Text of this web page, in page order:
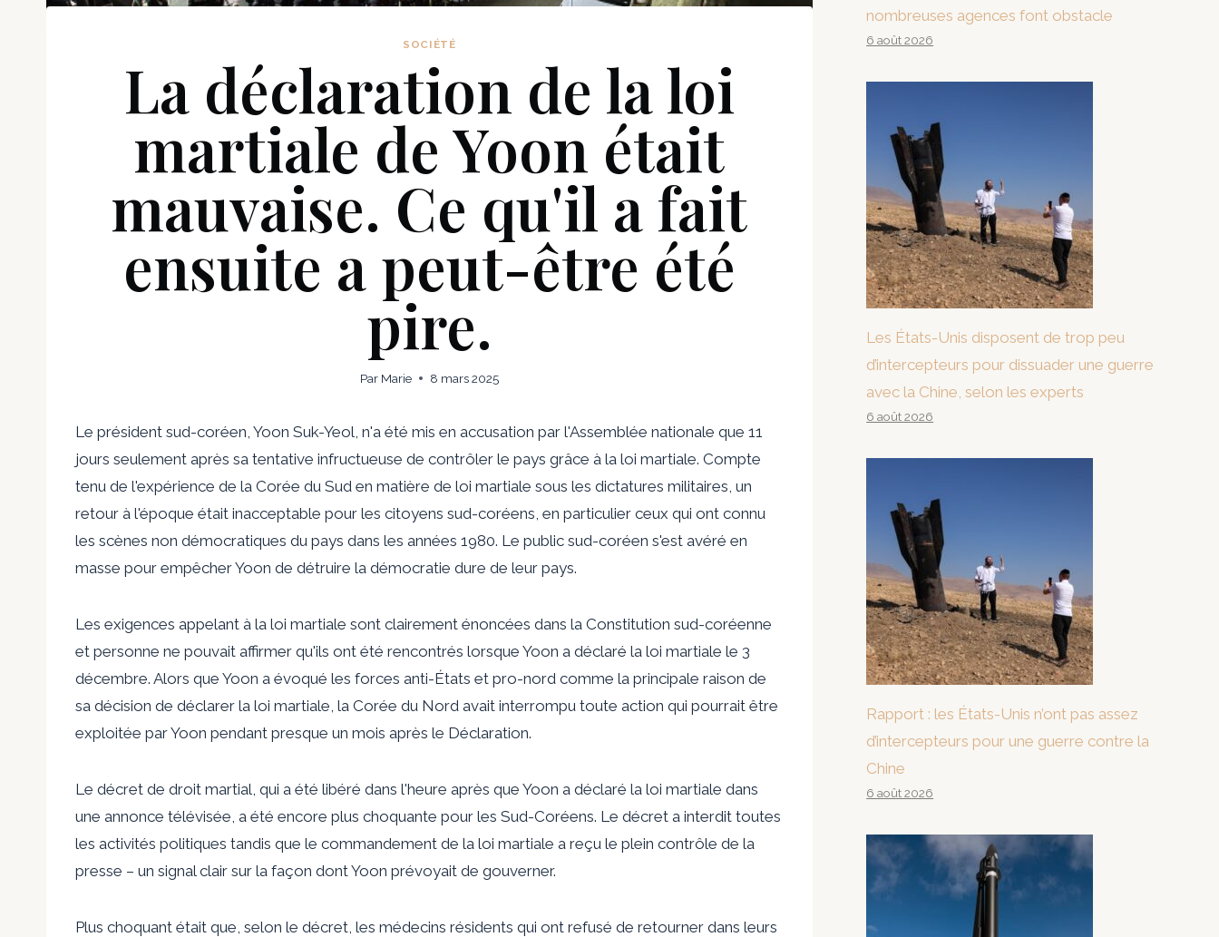
SOCIÉTÉ
La déclaration de la loi
martiale de Yoon était
mauvaise. Ce qu'il a fait
ensuite a peut-être été
pire.
Par Marie 8 mars 2025
Le président sud-coréen, Yoon Suk-Yeol, n'a été mis en accusation par l'Assemblée nationale que 11
jours seulement après sa tentative infructueuse de contrôler le pays grâce à la loi martiale. Compte
tenu de l'expérience de la Corée du Sud en matière de loi martiale sous les dictatures militaires, un
retour à l'époque était inacceptable pour les citoyens sud-coréens, en particulier ceux qui ont connu
les scènes non démocratiques du pays dans les années 1980. Le public sud-coréen s'est avéré en
masse pour empêcher Yoon de détruire la démocratie dure de leur pays.
Les exigences appelant à la loi martiale sont clairement énoncées dans la Constitution sud-coréenne
et personne ne pouvait affirmer qu'ils ont été rencontrés lorsque Yoon a déclaré la loi martiale le 3
décembre. Alors que Yoon a évoqué les forces anti-États et pro-nord comme la principale raison de
sa décision de déclarer la loi martiale, la Corée du Nord avait interrompu toute action qui pourrait être
exploitée par Yoon pendant presque un mois après le Déclaration.
Le décret de droit martial, qui a été libéré dans l'heure après que Yoon a déclaré la loi martiale dans
une annonce télévisée, a été encore plus choquante pour les Sud-Coréens. Le décret a interdit toutes
les activités politiques tandis que le commandement de la loi martiale a reçu le plein contrôle de la
presse – un signal clair sur la façon dont Yoon prévoyait de gouverner.
Plus choquant était que, selon le décret, les médecins résidents qui ont refusé de retourner dans leurs
nombreuses agences font obstacle
6 août 2026
Les États-Unis disposent de trop peu
d’intercepteurs pour dissuader une guerre
avec la Chine, selon les experts
6 août 2026
Rapport : les États-Unis n’ont pas assez
d’intercepteurs pour une guerre contre la
Chine
6 août 2026